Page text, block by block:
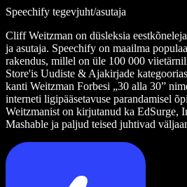
Speechify tegevjuht/asutaja
Cliff Weitzman on düsleksia
ja asutaja. Speechify on maailma
rakendus, millel on üle 100 000
Store'is Uudiste & Ajakirjade
kanti Weitzman Forbesi „30 alla 30”
interneti ligipääsetavuse parandamisel
Weitzmanist on kirjutanud ka EdSurge,
Mashable ja paljud teised juhtivad